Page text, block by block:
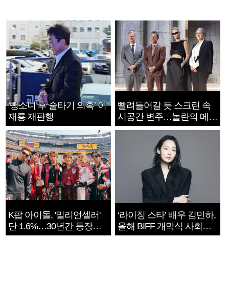
‘뺑소니 후 술타기 의혹’ 이
재룡 재판행
빨려들어갈 듯 스크린 속
시공간 변주…놀란의 메시
지는 ‘전쟁 속죄’
K팝 아이돌, '밀리언셀러'
단 1.6%…30년간 등장
1182개팀 전수조사
‘라이징 스타’ 배우 김민하,
올해 BIFF 개막식 사회자
확정